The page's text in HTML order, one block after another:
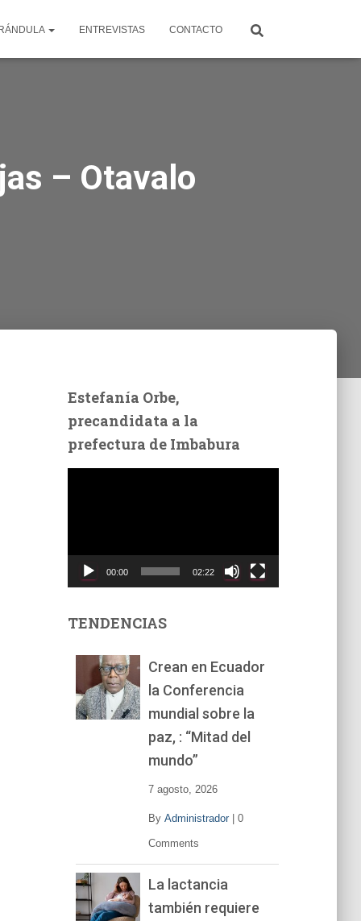
ENTREVISTAS CONTACTO
– Otavalo
Estefanía Orbe,
precandidata a la
prefectura de Imbabura
t
00:00 02:22
TENDENCIAS
Crean en Ecuador
la Conferencia
mundial sobre la
paz, : “Mitad del
mundo”
7 agosto, 2026
By Administrador| 0
Comments
La lactancia
también requiere